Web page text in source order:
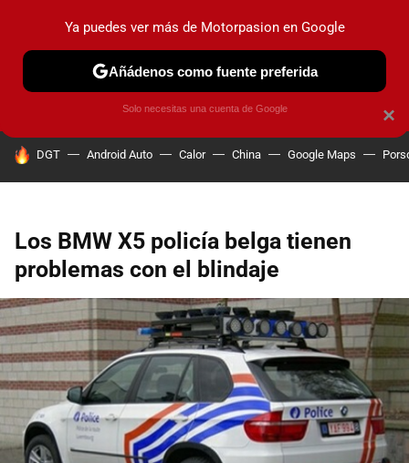
PRUEBAS COCHES ELÉCTRICOS OBSERVATORIO
HOY SE HABLA DE
DGT Android Auto Calor China Google Maps
Los BMW X5 policía belga tienen
problemas con el blindaje
×
Ya puedes ver más de Motorpasion en Google
Añádenos como fuente preferida
Solo necesitas una cuenta de Google